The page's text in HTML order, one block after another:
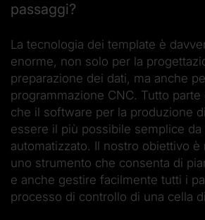
passaggi?
La tecnologia dei template è
enorme, non solo per la
preparazione dei dati, ma anche
programmazione CNC. Tutto parte
che il software per la produzione
essere il più possibile semplice da
automatizzato. Il nostro obiettivo è
uno strumento che consenta di
e anche gestire facilmente tutti i
processo di controllo di una cella